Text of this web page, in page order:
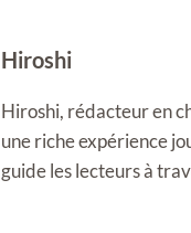
Hiroshi
Hiroshi, rédacteur en
une riche expérience
guide les lecteurs à